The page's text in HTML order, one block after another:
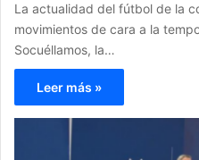
La actualidad del fútbol de la
movimientos de cara a la
Socuéllamos, la…
Leer más »